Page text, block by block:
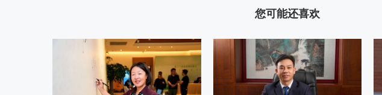
您可能还喜欢